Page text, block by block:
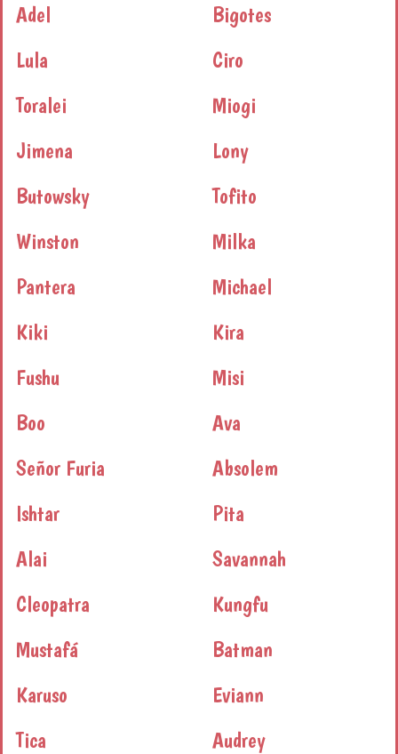
Adel
Bigotes
Lula
Ciro
Toralei
Miogi
Jimena
Lony
Butowsky
Tofito
Winston
Milka
Pantera
Michael
Kiki
Kira
Fushu
Misi
Boo
Ava
Señor Furia
Absolem
Ishtar
Pita
Alai
Savannah
Cleopatra
Kungfu
Mustafá
Batman
Karuso
Eviann
Tica
Audrey